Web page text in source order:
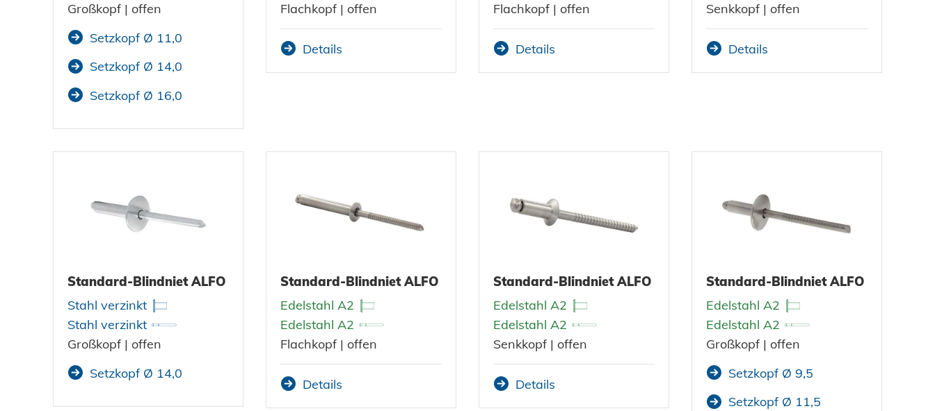
Großkopf | offen
Setzkopf Ø 11,0
Setzkopf Ø 14,0
Setzkopf Ø 16,0
Flachkopf | offen
Details
Flachkopf | offen
Details
Senkkopf | offen
Details
Standard-Blindniet ALFO
Stahl verzinkt
Stahl verzinkt
Großkopf | offen
Setzkopf Ø 14,0
Standard-Blindniet ALFO
Edelstahl A2
Edelstahl A2
Flachkopf | offen
Details
Standard-Blindniet ALFO
Edelstahl A2
Edelstahl A2
Senkkopf | offen
Details
Standard-Blindniet ALFO
Edelstahl A2
Edelstahl A2
Großkopf | offen
Setzkopf Ø 9,5
Setzkopf Ø 11,5